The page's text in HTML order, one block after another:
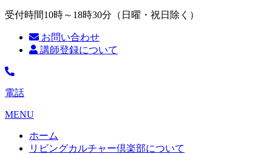
受付時間10時～18時30分（日曜・祝日除く）
お問い合わせ
講師登録について
電話
MENU
ホーム
リビングカルチャー倶楽部について